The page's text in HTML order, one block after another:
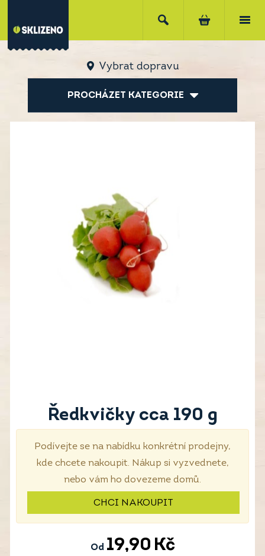
Vybrat dopravu
PROCHÁZET KATEGORIE
Ředkvičky cca 190 g
Podívejte se na nabídku konkrétní prodejny,
kde chcete nakoupit. Nákup si vyzvednete,
nebo vám ho dovezeme domů.
CHCI NAKOUPIT
Od 19,90 Kč